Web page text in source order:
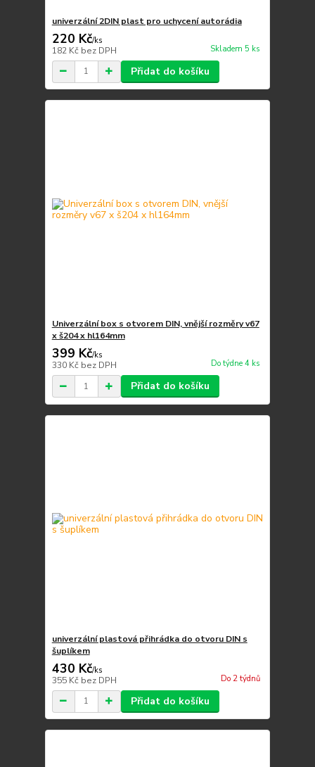
univerzální 2DIN plast pro uchycení autorádia
220 Kč/ks
182 Kč bez DPH Skladem 5 ks
Přidat do košíku
Univerzální box s otvorem DIN, vnější rozměry v67
x š204 x hl164mm
399 Kč/ks
330 Kč bez DPH Do týdne 4 ks
Přidat do košíku
univerzální plastová přihrádka do otvoru DIN s
šuplíkem
430 Kč/ks
355 Kč bez DPH Do 2 týdnů
Přidat do košíku